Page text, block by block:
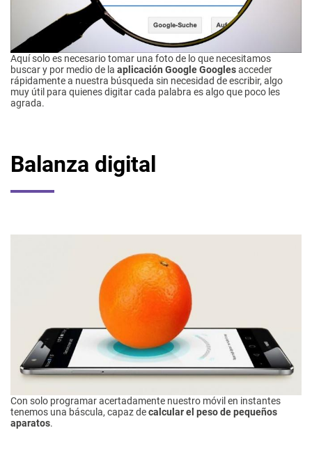
Aquí solo es necesario tomar una foto de lo que necesitamos
buscar y por medio de la aplicación Google Googlesacceder
rápidamente a nuestra búsqueda sin necesidad de escribir, algo
muy útil para quienes digitar cada palabra es algo que poco les
agrada.
Balanza digital
Con solo programar acertadamente nuestro móvil en instantes
tenemos una báscula, capaz decalcular el peso de pequeños
aparatos.